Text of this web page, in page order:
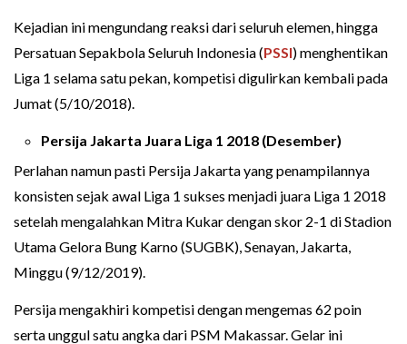
Kejadian ini mengundang reaksi dari seluruh elemen, hingga
Persatuan Sepakbola Seluruh Indonesia (PSSI) menghentikan
Liga 1 selama satu pekan, kompetisi digulirkan kembali pada
Jumat (5/10/2018).
Persija Jakarta Juara Liga 1 2018 (Desember)
Perlahan namun pasti Persija Jakarta yang penampilannya
konsisten sejak awal Liga 1 sukses menjadi juara Liga 1 2018
setelah mengalahkan Mitra Kukar dengan skor 2-1 di Stadion
Utama Gelora Bung Karno (SUGBK), Senayan, Jakarta,
Minggu (9/12/2019).
Persija mengakhiri kompetisi dengan mengemas 62 poin
serta unggul satu angka dari PSM Makassar. Gelar ini